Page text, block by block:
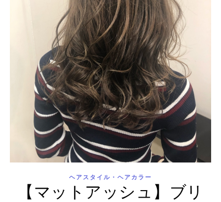
ヘアスタイル・ヘアカラー
【マットアッシュ】ブリ